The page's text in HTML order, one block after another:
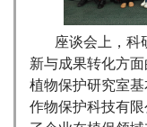
座谈会上，科研
新与成果转化方
植物保护研究室基
作物保护科技有